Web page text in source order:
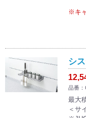
※キ
シ
品番：
最大
＜サ